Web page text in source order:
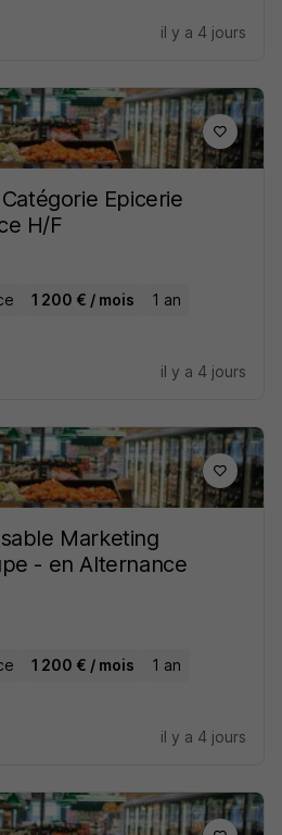
il y a 4 jours
Epicerie
H/F
1 200 € / mois 1 an
il y a 4 jours
Marketing
- en Alternance
1 200 € / mois 1 an
il y a 4 jours